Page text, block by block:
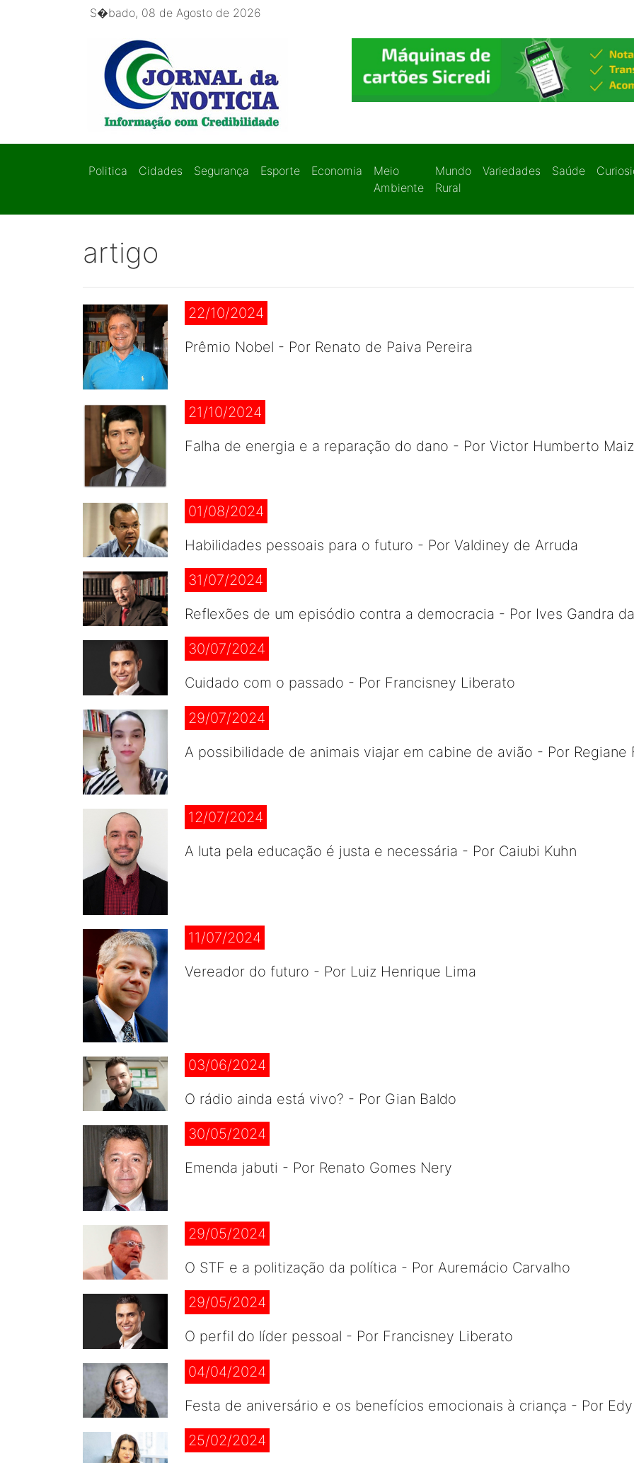
S�bado, 08 de Agosto de 2026
Politica Cidades Segurança Esporte Economia
Meio
Ambiente
Mundo
Rural
Variedades Saúde
artigo
22/10/2024
Prêmio Nobel - Por Renato de Paiva Pereira
21/10/2024
Falha de energia e a reparação do dano - Por Victor Humberto
01/08/2024
Habilidades pessoais para o futuro - Por Valdiney de Arruda
31/07/2024
Reflexões de um episódio contra a democracia - Por Ives Gandra
30/07/2024
Cuidado com o passado - Por Francisney Liberato
29/07/2024
A possibilidade de animais viajar em cabine de avião - Por Regiane
12/07/2024
A luta pela educação é justa e necessária - Por Caiubi Kuhn
11/07/2024
Vereador do futuro - Por Luiz Henrique Lima
03/06/2024
O rádio ainda está vivo? - Por Gian Baldo
30/05/2024
Emenda jabuti - Por Renato Gomes Nery
29/05/2024
O STF e a politização da política - Por Auremácio Carvalho
29/05/2024
O perfil do líder pessoal - Por Francisney Liberato
04/04/2024
Festa de aniversário e os benefícios emocionais à criança - Por
25/02/2024